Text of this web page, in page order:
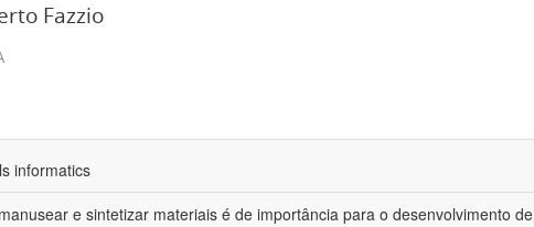
Fazzio
informatics
e sintetizar materiais é de importância para o desenvolvimento de